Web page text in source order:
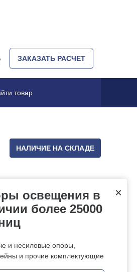
ЗАКАЗАТЬ РАСЧЕТ
НАЛИЧИЕ НА СКЛАДЕ
×
освещения в
более 25000
и несиловые опоры,
и прочие комплектующие